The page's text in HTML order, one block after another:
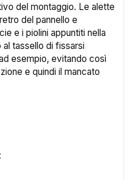
del montaggio. Le alette
del pannello e
e i piolini appuntiti nella
tassello di fissarsi
esempio, evitando così
e quindi il mancato
×